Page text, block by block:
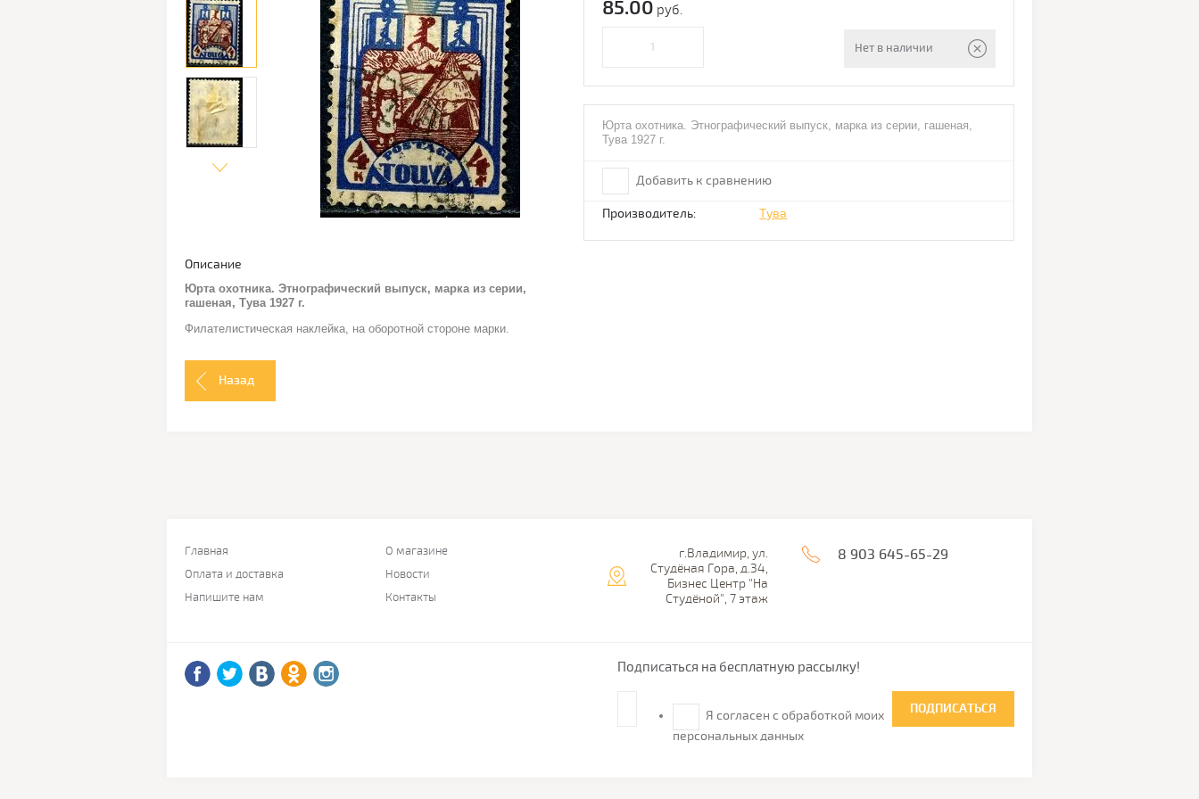
Описание
Юрта охотника. Этнографический выпуск, марка из серии,
гашеная, Тува 1927 г.
Филателистическая наклейка, на оборотной стороне марки.
85.00 руб.
Нет в наличии
Юрта охотника. Этнографический выпуск, марка из серии, гашеная,
Тува 1927 г.
Добавить к сравнению
Производитель: Тува
Назад
Главная
О магазине
Оплата и доставка
Новости
Напишите нам
Контакты
г.Владимир, ул.
Студёная Гора, д.34,
Бизнес Центр "На
Студёной", 7 этаж
8 903 645-65-29
Подписаться на бесплатную рассылку!
Я согласен с обработкой моих
персональных данных
ПОДПИСАТЬСЯ